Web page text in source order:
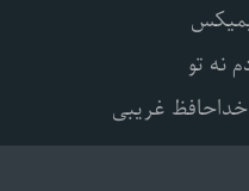
نه تو
غریبی